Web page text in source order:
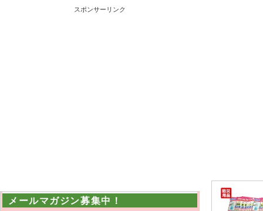
スポンサーリンク
メールマガジン募集中！